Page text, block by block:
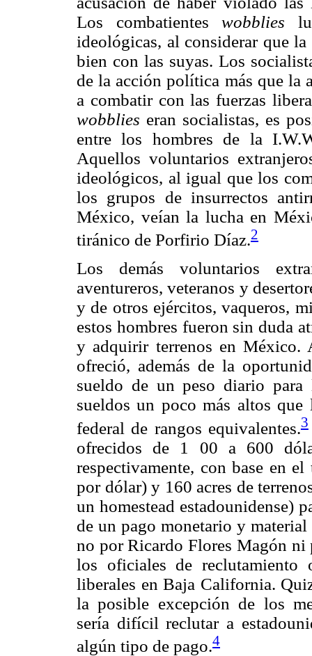
Los combatientes wobblies
ideológicas, al considerar que
bien con las suyas. Los
de la acción política más que la
a combatir con las fuerzas
wobblies eran socialistas, es
entre los hombres de la
Aquellos voluntarios
ideológicos, al igual que los
los grupos de insurrectos
México, veían la lucha en
tiránico de Porfirio Díaz.2
Los demás voluntarios
aventureros, veteranos y
y de otros ejércitos, vaqueros,
estos hombres fueron sin duda
y adquirir terrenos en México.
ofreció, además de la
sueldo de un peso diario
sueldos un poco más altos
federal de rangos equivalentes.3
ofrecidos de 1 00 a 600
respectivamente, con base en
por dólar) y 160 acres de
un homestead estadounidense)
de un pago monetario y
no por Ricardo Flores Magón ni
los oficiales de
liberales en Baja California.
la posible excepción de los
sería difícil reclutar a
algún tipo de pago.4